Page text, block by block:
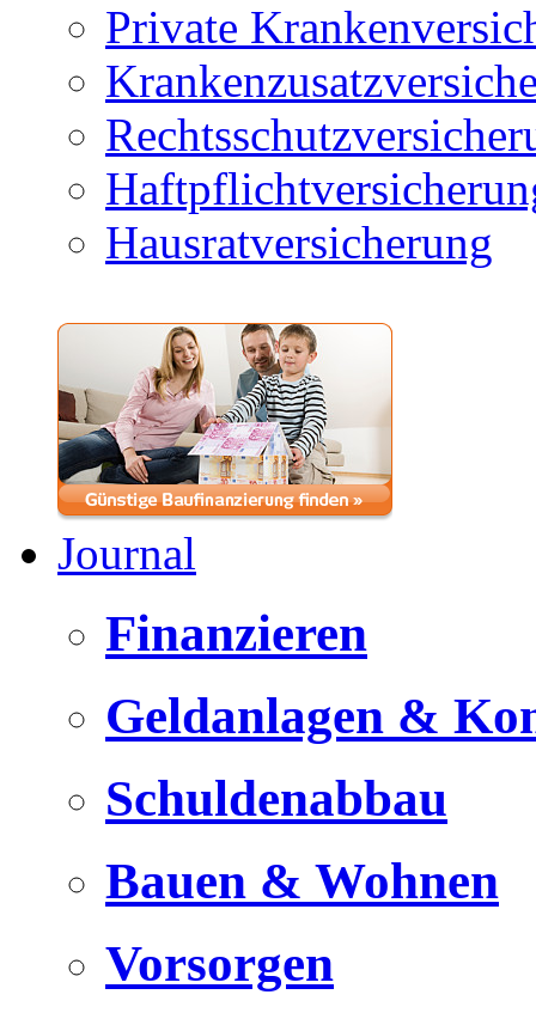
Private
Hausratversicherung
Journal
Finanzieren
Geldanlagen &
Schuldenabbau
Bauen & Wohnen
Vorsorgen